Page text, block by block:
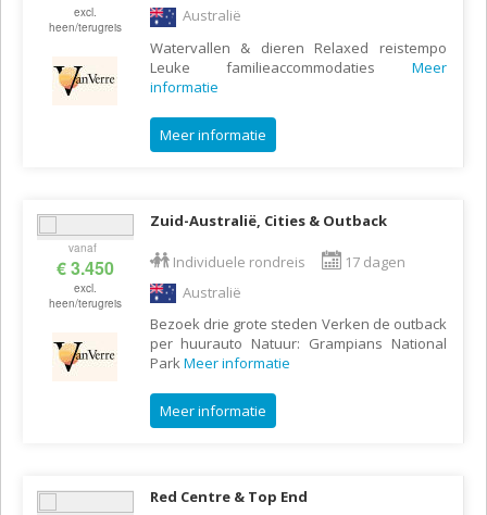
excl.
heen/terugreis
Australië
Watervallen & dieren Relaxed reistempo
Leuke familieaccommodaties Meer
informatie
Meer informatie
vanaf
€ 3.450
excl.
heen/terugreis
Zuid-Australië, Cities & Outback
Individuele rondreis
17 dagen
Australië
Bezoek drie grote steden Verken de outback
per huurauto Natuur: Grampians National
ParkMeer informatie
Meer informatie
Red Centre & Top End